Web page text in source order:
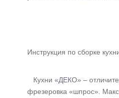
Инструкция по сборке
Кухни «ДЕКО» –
фрезеровка «шпрос».